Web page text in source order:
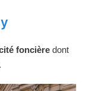
foncière dont